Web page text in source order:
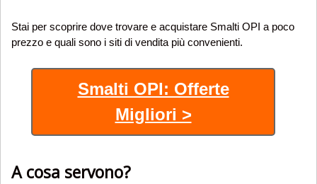
Stai per scoprire dove trovare e acquistare Smalti OPI a poco
prezzo e quali sono i siti di vendita più convenienti.
Smalti OPI: Offerte
Migliori >
A cosa servono?